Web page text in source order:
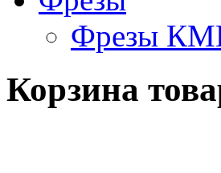
Фрезы
Корзина